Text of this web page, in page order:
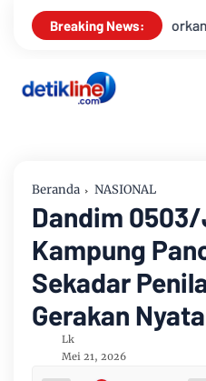
Breaking News:
Rekayasa Hukum ke
Beranda NASIONAL
Dandim
Kampung
Sekadar
Gerakan
Lk
Mei 21, 2026